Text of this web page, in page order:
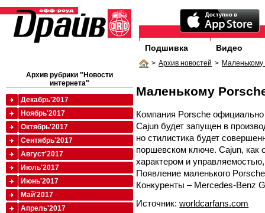
Подшивка Видео
> Архив новостей >
Маленькому
Компания Porsche
Cajun будет запущен в
но стилистика будет
поршевском ключе. Cajun, как
характером и
Появление маленького
Конкуренты – Mercedes-Benz
Источник:worldcarfans.com
Архив рубрики "Новости
интернета"
Декабрь'2017
Ноябрь'2017
Октябрь'2017
Сентябрь'2017
Август'2017
Июль'2017
Июнь'2017
Май'2017
Апрель'2017